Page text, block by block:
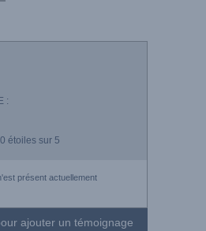
:
0 étoiles sur 5
présent actuellement
ajouter un témoignage